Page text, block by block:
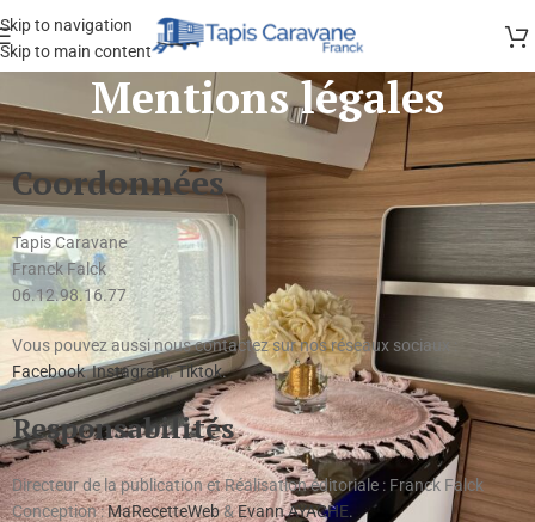
Skip to navigation
Skip to main content
Mentions légales
Coordonnées
Tapis Caravane
Franck Falck
06.12.98.16.77
Vous pouvez aussi nous contactez sur nos réseaux sociaux :
Facebook,Instagram,Tiktok.
Responsabilités
Directeur de la publication et Réalisation éditoriale : Franck Falck
Conception :MaRecetteWeb&Evann AYACHE.